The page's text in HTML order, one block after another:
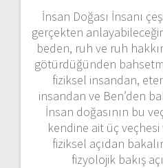
İnsan Doğası İnsanı
gerçekten
beden, ruh ve ruh
götürdüğünden
fiziksel insandan,
insandan ve Ben’den
İnsan doğasının bu
kendine ait üç veçhesi
fiziksel açıdan
fizyolojik bakış